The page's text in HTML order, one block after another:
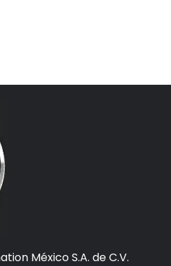
México S.A. de C.V.